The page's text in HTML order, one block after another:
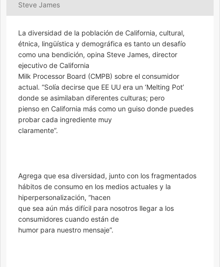
Steve James
La diversidad de la población de California, cultural,
étnica, lingüística y demográfica es tanto un desafío
como una bendición, opina Steve James, director
ejecutivo de California
Milk Processor Board (CMPB) sobre el consumidor
actual. “Solía ​​decirse que EE UU era un ‘Melting Pot’
donde se asimilaban diferentes culturas; pero
pienso en California más como un guiso donde puedes
probar cada ingrediente muy
claramente”.
Agrega que esa diversidad, junto con los fragmentados
hábitos de consumo en los medios actuales y la
hiperpersonalización, “hacen
que sea aún más difícil para nosotros llegar a los
consumidores cuando están de
humor para nuestro mensaje”.